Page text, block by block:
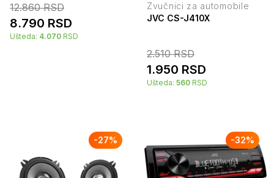
12.860RSD
8.790 RSD
Ušteda: 4.070 RSD
Zvučnici za automobile
JVC CS-J410X
2.510RSD
1.950 RSD
Ušteda: 560 RSD
-27% -32%